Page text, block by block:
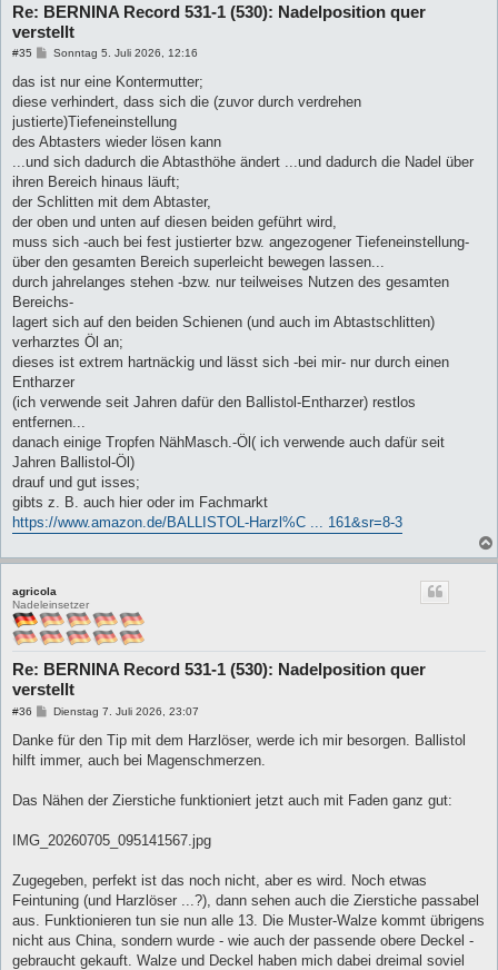
Re: BERNINA Record 531-1 (530): Nadelposition quer
verstellt
#35
B
i
r
a
Sonntag 5. Juli 2026, 12:16
das ist nur eine Kontermutter;
diese verhindert, dass sich die (zuvor durch verdrehen
justierte)Tiefeneinstellung
des Abtasters wieder lösen kann
...und sich dadurch die Abtasthöhe ändert ...und dadurch die Nadel über
ihren Bereich hinaus läuft;
der Schlitten mit dem Abtaster,
der oben und unten auf diesen beiden geführt wird,
muss sich -auch bei fest justierter bzw. angezogener Tiefeneinstellung-
über den gesamten Bereich superleicht bewegen lassen...
durch jahrelanges stehen -bzw. nur teilweises Nutzen des gesamten
Bereichs-
lagert sich auf den beiden Schienen (und auch im Abtastschlitten)
verharztes Öl an;
dieses ist extrem hartnäckig und lässt sich -bei mir- nur durch einen
Entharzer
(ich verwende seit Jahren dafür den Ballistol-Entharzer) restlos
entfernen...
danach einige Tropfen NähMasch.-Öl( ich verwende auch dafür seit
Jahren Ballistol-Öl)
drauf und gut isses;
gibts z. B. auch hier oder im Fachmarkt
https://www.amazon.de/BALLISTOL-Harzl%C ... 161&sr=8-3
agricola
Nadeleinsetzer
Re: BERNINA Record 531-1 (530): Nadelposition quer
verstellt
#36
B
i
r
Dienstag 7. Juli 2026, 23:07
Danke für den Tip mit dem Harzlöser, werde ich mir besorgen. Ballistol
hilft immer, auch bei Magenschmerzen.
Das Nähen der Zierstiche funktioniert jetzt auch mit Faden ganz gut:
IMG_20260705_095141567.jpg
Zugegeben, perfekt ist das noch nicht, aber es wird. Noch etwas
Feintuning (und Harzlöser ...?), dann sehen auch die Zierstiche passabel
aus. Funktionieren tun sie nun alle 13. Die Muster-Walze kommt übrigens
nicht aus China, sondern wurde - wie auch der passende obere Deckel -
gebraucht gekauft. Walze und Deckel haben mich dabei dreimal soviel